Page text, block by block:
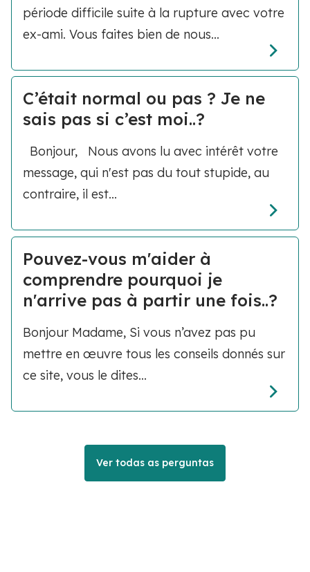
période difficile suite à la rupture avec votre
ex-ami. Vous faites bien de nous...
C’était normal ou pas ? Je ne
sais pas si c’est moi..?
Bonjour, Nous avons lu avec intérêt votre
message, qui n'est pas du tout stupide, au
contraire, il est...
Pouvez-vous m'aider à
comprendre pourquoi je
n'arrive pas à partir une fois..?
Bonjour Madame, Si vous n’avez pas pu
mettre en œuvre tous les conseils donnés sur
ce site, vous le dites...
Ver todas as perguntas